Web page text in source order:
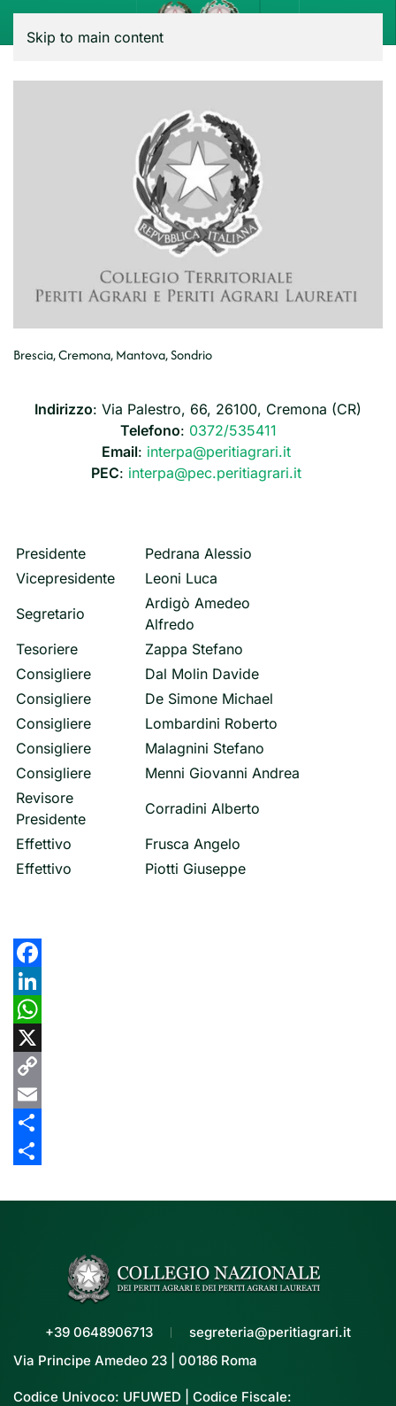
Skip to main content
Brescia, Cremona, Mantova, Sondrio
Indirizzo: Via Palestro, 66, 26100, Cremona (CR)
Telefono: 0372/535411
Email: interpa@peritiagrari.it
PEC: interpa@pec.peritiagrari.it
Presidente
Pedrana Alessio
Vicepresidente
Leoni Luca
Segretario
Ardigò Amedeo
Alfredo
Tesoriere
Zappa Stefano
Consigliere
Dal Molin Davide
Consigliere
De Simone Michael
Consigliere
Lombardini Roberto
Consigliere
Malagnini Stefano
Consigliere
Menni Giovanni Andrea
Revisore
Presidente
Corradini Alberto
Effettivo
Frusca Angelo
Effettivo
Piotti Giuseppe
Facebook
LinkedIn
WhatsApp
X
Copy
Link
Email
Share
+39 0648906713
segreteria@peritiagrari.it
Via Principe Amedeo 23 | 00186 Roma
Codice Univoco: UFUWED | Codice Fiscale: